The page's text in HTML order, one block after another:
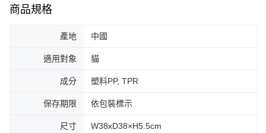
易，需依本服務之必要範圍內提供個人資料，並將交易相關給付款項請求債
權轉讓予恩沛科技股份有限公司。
https://aftee.tw/terms/#terms3
「AFTEE先享後付」，若未經同意申辦者引起之損失，本公司不負相關責
４．使用「AFTEE先享後付」時，將依據個別帳號之用戶狀況，依本公司即
請求用戶進行身份認證。
５．嚴禁一人註冊多個帳號或使用他人資訊註冊。若發現惡意使用之情形，
恩沛科技股份有限公司將有權停止該用戶之使用額度並採取法律行動。
商品規格
產地 中國
適用對象 貓
成分 塑料PP, TPR
保存期限 依包裝標示
尺寸 W38xD38×H5.5cm